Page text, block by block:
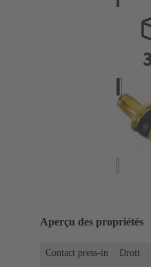
Aperçu des propriétés
Contact press-in Droit